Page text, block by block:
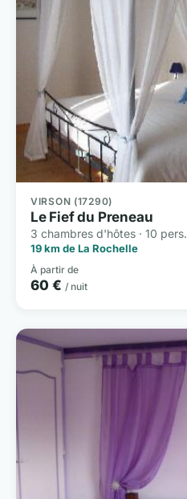
VIRSON (17290)
Le Fief du Preneau
3 chambres d'hôtes · 10 pers.
19 km de La Rochelle
À partir de
60 € / nuit